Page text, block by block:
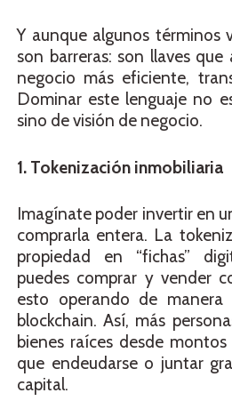
Y aunque algunos términos
son barreras: son llaves
negocio más eficiente,
Dominar este lenguaje no
sino de visión de negocio.
1. Tokenización inmobiliaria
Imagínate poder invertir en
comprarla entera. La
propiedad en “fichas”
puedes comprar y vender
esto operando de
blockchain. Así, más
bienes raíces desde
que endeudarse o juntar
capital.